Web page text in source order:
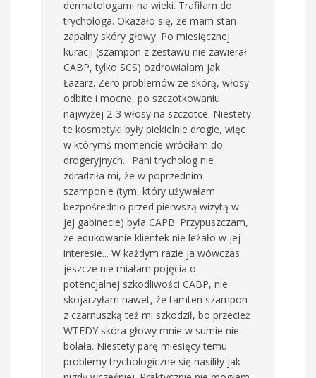
dermatologami na wieki. Trafiłam do
trychologa. Okazało się, że mam stan
zapalny skóry głowy. Po miesięcznej
kuracji (szampon z zestawu nie zawierał
CABP, tylko SCS) ozdrowiałam jak
Łazarz. Zero problemów ze skórą, włosy
odbite i mocne, po szczotkowaniu
najwyżej 2-3 włosy na szczotce. Niestety
te kosmetyki były piekielnie drogie, więc
w którymś momencie wróciłam do
drogeryjnych... Pani trycholog nie
zdradziła mi, że w poprzednim
szamponie (tym, który używałam
bezpośrednio przed pierwszą wizytą w
jej gabinecie) była CAPB. Przypuszczam,
że edukowanie klientek nie leżało w jej
interesie... W każdym razie ja wówczas
jeszcze nie miałam pojęcia o
potencjalnej szkodliwości CABP, nie
skojarzyłam nawet, że tamten szampon
z czarnuszką też mi szkodził, bo przecież
WTEDY skóra głowy mnie w sumie nie
bolała. Niestety parę miesięcy temu
problemy trychologiczne się nasiliły jak